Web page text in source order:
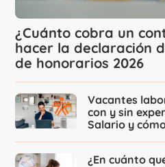
¿Cuánto cobra un
hacer la declaración
de honorarios 2026
Vacantes
con y sin
Salario y
¿En cuánto